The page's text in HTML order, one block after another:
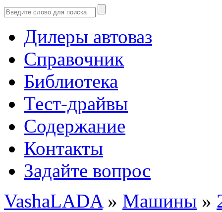
Дилеры автоваз
Справочник
Библиотека
Тест-драйвы
Содержание
Контакты
Задайте вопрос
VashaLADA» Машины »